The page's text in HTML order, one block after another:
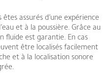
êtes assurés d’une expérience
et à la poussière. Grâce au
fluide est garantie. En cas
être localisés facilement
et à la localisation sonore